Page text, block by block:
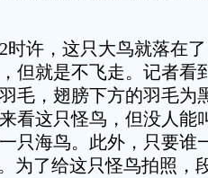
许，这只大鸟就落在
但就是不飞走。记者看
毛，翅膀下方的羽毛为
看这只怪鸟，但没人能
只海鸟。此外，只要谁
为了给这只怪鸟拍照，